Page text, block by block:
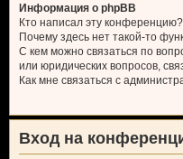
Информация о phpBB
Кто написал эту конференцию?
Почему здесь нет такой-то
С кем можно связаться по
или юридических вопросов,
Как мне связаться с
Вход на